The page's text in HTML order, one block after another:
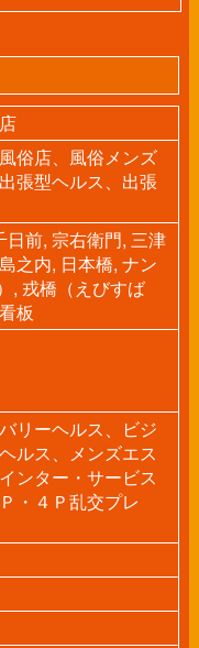
俗店、風俗メンズ
張型ヘルス、出張
日前, 宗右衛門, 三津
之内, 日本橋, ナン
, 戎橋（えびすば
板
リーヘルス、ビジ
ルス、メンズエス
ンター・サービス
・４Ｐ乱交プレ